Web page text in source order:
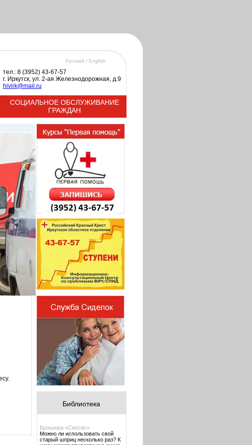
тел.: 8 (3952) 43-67-57
г. Иркутск, ул. 2-ая Железнодорожная, д.9
hivirk@mail.ru
Русский / English
СОЦИАЛЬНОЕ ОБСЛУЖИВАНИЕ
ГРАЖДАН
Библиотека
Брошюра «Сепсис»
Можно ли использовать свой
старый шприц несколько раз? К